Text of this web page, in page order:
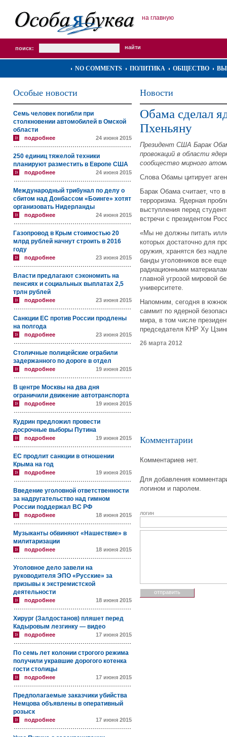
на главную
поиск:
NO COMMENTS ПОЛИТИКА ОБЩЕСТВО
Особые новости
Семь человек погибли при
столкновении автомобилей в Омской
области
подробнее 24 июня 2015
250 единиц тяжелой техники
планируют разместить в Европе США
подробнее 24 июня 2015
Международный трибунал по делу о
сбитом над Донбассом «Боинге» хотят
организовать Нидерланды
подробнее 24 июня 2015
Газопровод в Крым стоимостью 20
млрд рублей начнут строить в 2016
году
подробнее 23 июня 2015
Власти предлагают сэкономить на
пенсиях и социальных выплатах 2,5
трлн рублей
подробнее 23 июня 2015
Санкции ЕС против России продлены
на полгода
подробнее 23 июня 2015
Столичные полицейские ограбили
задержанного по дороге в отдел
подробнее 19 июня 2015
В центре Москвы на два дня
ограничили движение автотранспорта
подробнее 19 июня 2015
Кудрин предложил провести
досрочные выборы Путина
подробнее 19 июня 2015
ЕС продлит санкции в отношении
Крыма на год
подробнее 19 июня 2015
Введение уголовной ответственности
за надругательство над гимном
России поддержал ВС РФ
подробнее 18 июня 2015
Музыканты обвиняют «Нашествие» в
милитаризации
подробнее 18 июня 2015
Уголовное дело завели на
руководителя ЭПО «Русские» за
призывы к экстремистской
деятельности
подробнее 18 июня 2015
Хирург (Залдостанов) пляшет перед
Кадыровым лезгинку — видео
подробнее 17 июня 2015
По семь лет колонии строгого режима
получили укравшие дорогого котенка
гости столицы
подробнее 17 июня 2015
Предполагаемые заказчики убийства
Немцова объявлены в оперативный
розыск
подробнее 17 июня 2015
Новости
Обама сделал
Пхеньяну
Президент США Барак
провокаций в области
сообщество мирного
Слова Обамы цитирует
Барак Обама считает, что
терроризма. Ядерная
выступления перед
встречи с президентом
«Мы не должны питать
которых достаточно для
оружия, хранятся без
банды уголовников все
радиационными
главной угрозой мировой
университете.
Напомним, сегодня в
саммит по ядерной
мира, в том числе
председателя КНР Ху
26 марта 2012
Комментарии
Комментариев нет.
Для добавления
логином и паролем.
логин